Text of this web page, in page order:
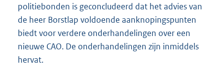
politiebonden is geconcludeerd dat het advies van
de heer Borstlap voldoende aanknopingspunten
biedt voor verdere onderhandelingen over een
nieuwe CAO. De onderhandelingen zijn inmiddels
hervat.